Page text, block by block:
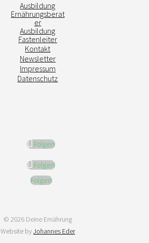
Ausbildung
Ernährungsberat
er
Ausbildung
Fastenleiter
Kontakt
Newsletter
Impressum
Datenschutz
Folgen
Folgen
Folgen
© 2026 Deine Ernährung
Website byJohannes Eder